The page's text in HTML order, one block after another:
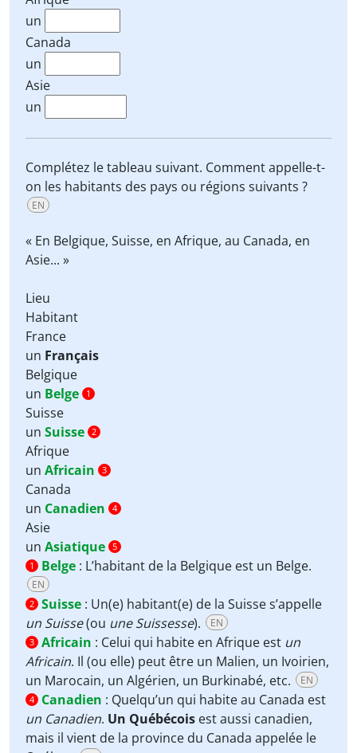
un
Canada
un
Asie
un
Complétez le tableau suivant. Comment appelle-t-
on les habitants des pays ou régions suivants ?
EN
« En Belgique, Suisse, en Afrique, au Canada, en
Asie... »
Lieu
Habitant
France
un Français
Belgique
un Belge 1
Suisse
un Suisse 2
Afrique
un Africain 3
Canada
un Canadien 4
Asie
un Asiatique 5
1
Belge : L’habitant de la Belgique est un Belge.
EN
2 Suisse : Un(e) habitant(e) de la Suisse s’appelle
un Suisse(ou une Suissesse). EN
3 Africain : Celui qui habite en Afrique est un
Africain. Il (ou elle) peut être un Malien, un Ivoirien,
un Marocain, un Algérien, un Burkinabé, etc.
EN
4 Canadien : Quelqu’un qui habite au Canada est
un Canadien. Un Québécois est aussi canadien,
mais il vient de la province du Canada appelée le